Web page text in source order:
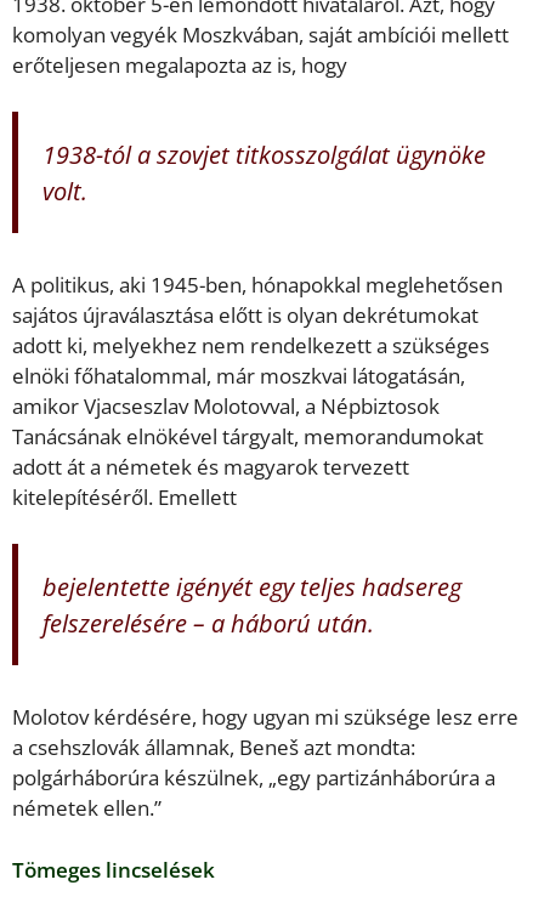
komolyan vegyék Moszkvában, saját ambíciói mellett
erőteljesen megalapozta az is, hogy
1938-tól a szovjet titkosszolgálat ügynöke
volt.
A politikus, aki 1945-ben, hónapokkal meglehetősen
sajátos újraválasztása előtt is olyan dekrétumokat
adott ki, melyekhez nem rendelkezett a szükséges
elnöki főhatalommal, már moszkvai látogatásán,
amikor Vjacseszlav Molotovval, a Népbiztosok
Tanácsának elnökével tárgyalt, memorandumokat
adott át a németek és magyarok tervezett
kitelepítéséről. Emellett
bejelentette igényét egy teljes hadsereg
felszerelésére – a háború után.
Molotov kérdésére, hogy ugyan mi szüksége lesz erre
a csehszlovák államnak, Beneš azt mondta:
polgárháborúra készülnek, „egy partizánháborúra a
németek ellen.”
Tömeges lincselések